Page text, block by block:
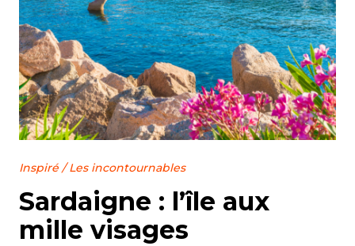
Inspiré /Les incontournables
Sardaigne : l’île aux
mille visages